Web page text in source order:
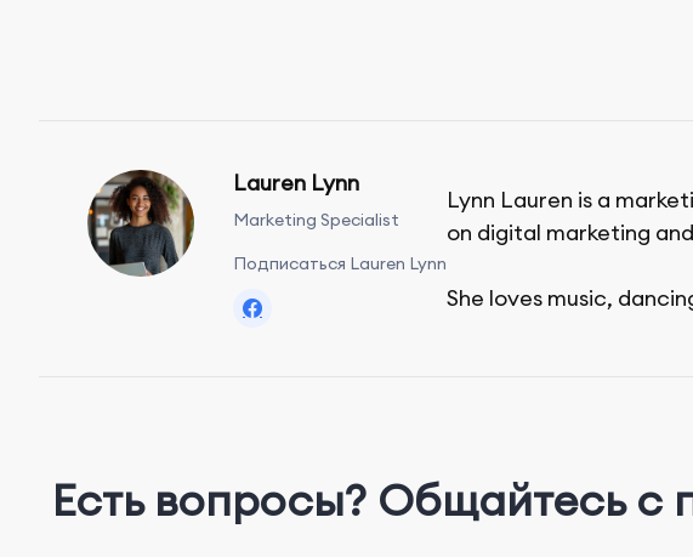
Lauren Lynn
Marketing Specialist
Подписаться Lauren Lynn
Lynn Lauren is a
on digital marketing
She loves music,
Есть вопросы? Общайтесь